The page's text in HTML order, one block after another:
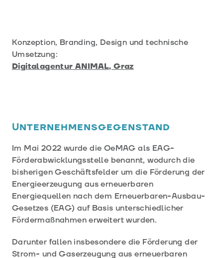
Konzeption, Branding, Design und technische
Umsetzung:
Digitalagentur ANIMAL, Graz
Unternehmensgegenstand
Im Mai 2022 wurde die OeMAG als EAG-
Förderabwicklungsstelle benannt, wodurch die
bisherigen Geschäftsfelder um die Förderung der
Energieerzeugung aus erneuerbaren
Energiequellen nach dem Erneuerbaren-Ausbau-
Gesetzes (EAG) auf Basis unterschiedlicher
Fördermaßnahmen erweitert wurden.
Darunter fallen insbesondere die Förderung der
Strom- und Gaserzeugung aus erneuerbaren